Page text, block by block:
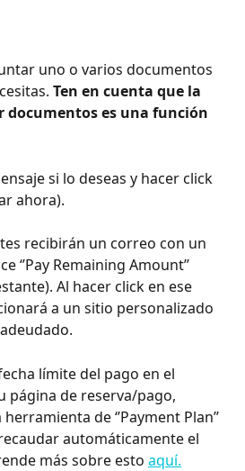
uno o varios documentos
Ten en cuenta que la
es una función
si lo deseas y hacer click
ahora).
recibirán un correo con un
‘’Pay Remaining Amount’’
Al hacer click en ese
a un sitio personalizado
límite del pago en el
página de reserva/pago,
de ‘’Payment Plan’’
automáticamente el
más sobre esto aquí.